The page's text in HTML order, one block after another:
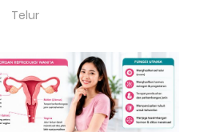
Telur